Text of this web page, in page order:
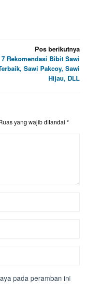
Pos berikutnya
7 Rekomendasi Bibit Sawi
Sawi Pakcoy, Sawi
Hijau, DLL
yang wajib ditandai *
pada peramban ini